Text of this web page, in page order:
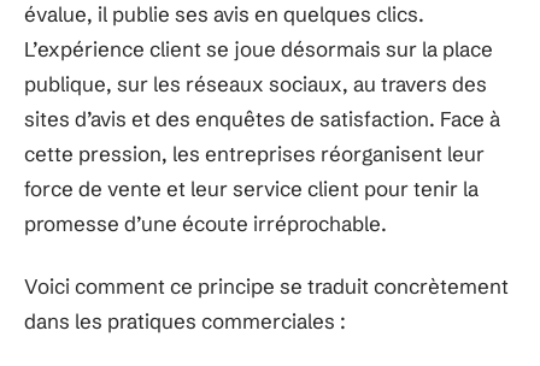
évalue, il publie ses avis en quelques clics.
L’expérience client se joue désormais sur la place
publique, sur les réseaux sociaux, au travers des
sites d’avis et des enquêtes de satisfaction. Face à
cette pression, les entreprises réorganisent leur
force de vente et leur service client pour tenir la
promesse d’une écoute irréprochable.
Voici comment ce principe se traduit concrètement
dans les pratiques commerciales :